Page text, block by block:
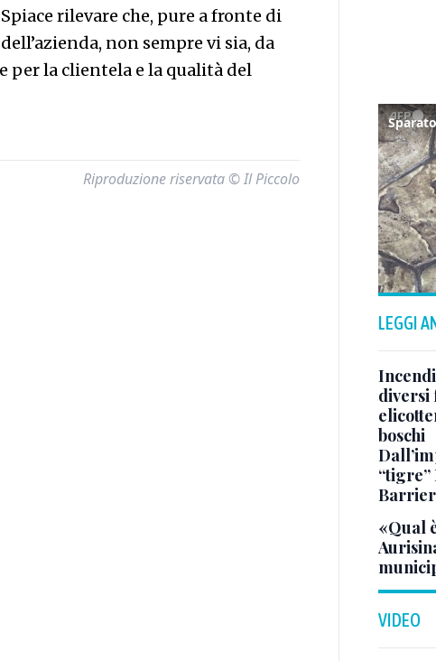
rilevare che, pure a fronte di
non sempre vi sia, da
la clientela e la qualità del
Riproduzione riservata © Il Piccolo
LEGGI
diversi
boschi
«Qual
VIDEO